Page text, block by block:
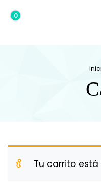
0,00€
0
Tu carrito